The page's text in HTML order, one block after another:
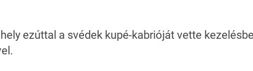
ezúttal a svédek kupé-kabrióját vette